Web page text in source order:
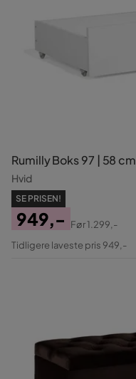
Rumilly Boks 97 | 58 cm
Hvid
SE PRISEN!
Pris
949,-
Original
Før1.299,-
Tidligere laveste pris 949,-